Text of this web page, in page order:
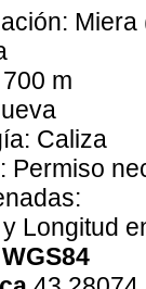
Miera
m
Caliza
Permiso
y Longitud
WGS84